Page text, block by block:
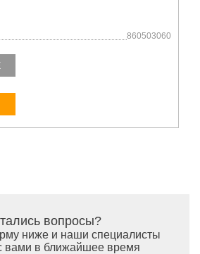
860503060
вопросы?
ниже и наши специалисты
вами в ближайшее время